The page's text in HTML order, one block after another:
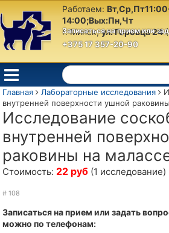
Работаем:
14:00;Вых:Пн,Чт
г. Минск,ул. Горовца 24(
Записаться на приемили
+375 17 357-20-90
Главная Лабораторные исследования
внутренней поверхности ушной
Исследование
внутренней
раковины на
Стоимость: 22 руб (1 исследование)
# 108
Записаться на прием или задать
можно по телефонам: